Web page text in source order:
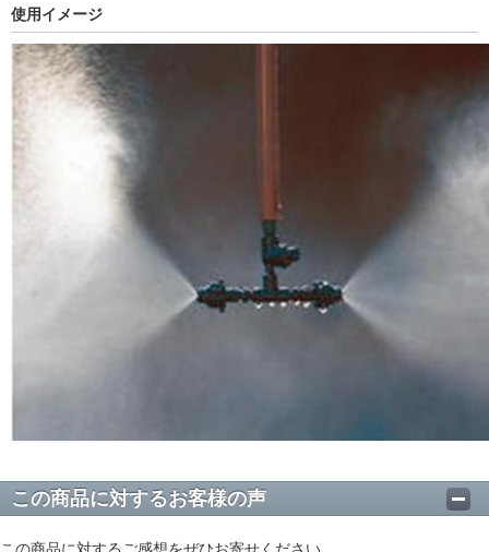
使用イメージ
この商品に対するお客様の声